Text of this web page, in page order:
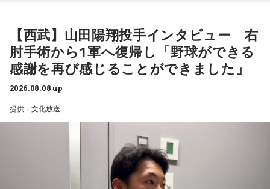
【西武】山田陽翔投手インタビュー 右
肘手術から1軍へ復帰し「野球ができる
感謝を再び感じることができました」
2026.08.08 up
提供：文化放送